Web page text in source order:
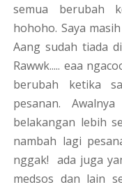
semua berubah
hohoho. Saya
Aang sudah tiada
Rawwk..... eaa
berubah ketika
pesanan.
belakangan lebih
nambah lagi
nggak! ada juga
medsos dan lain